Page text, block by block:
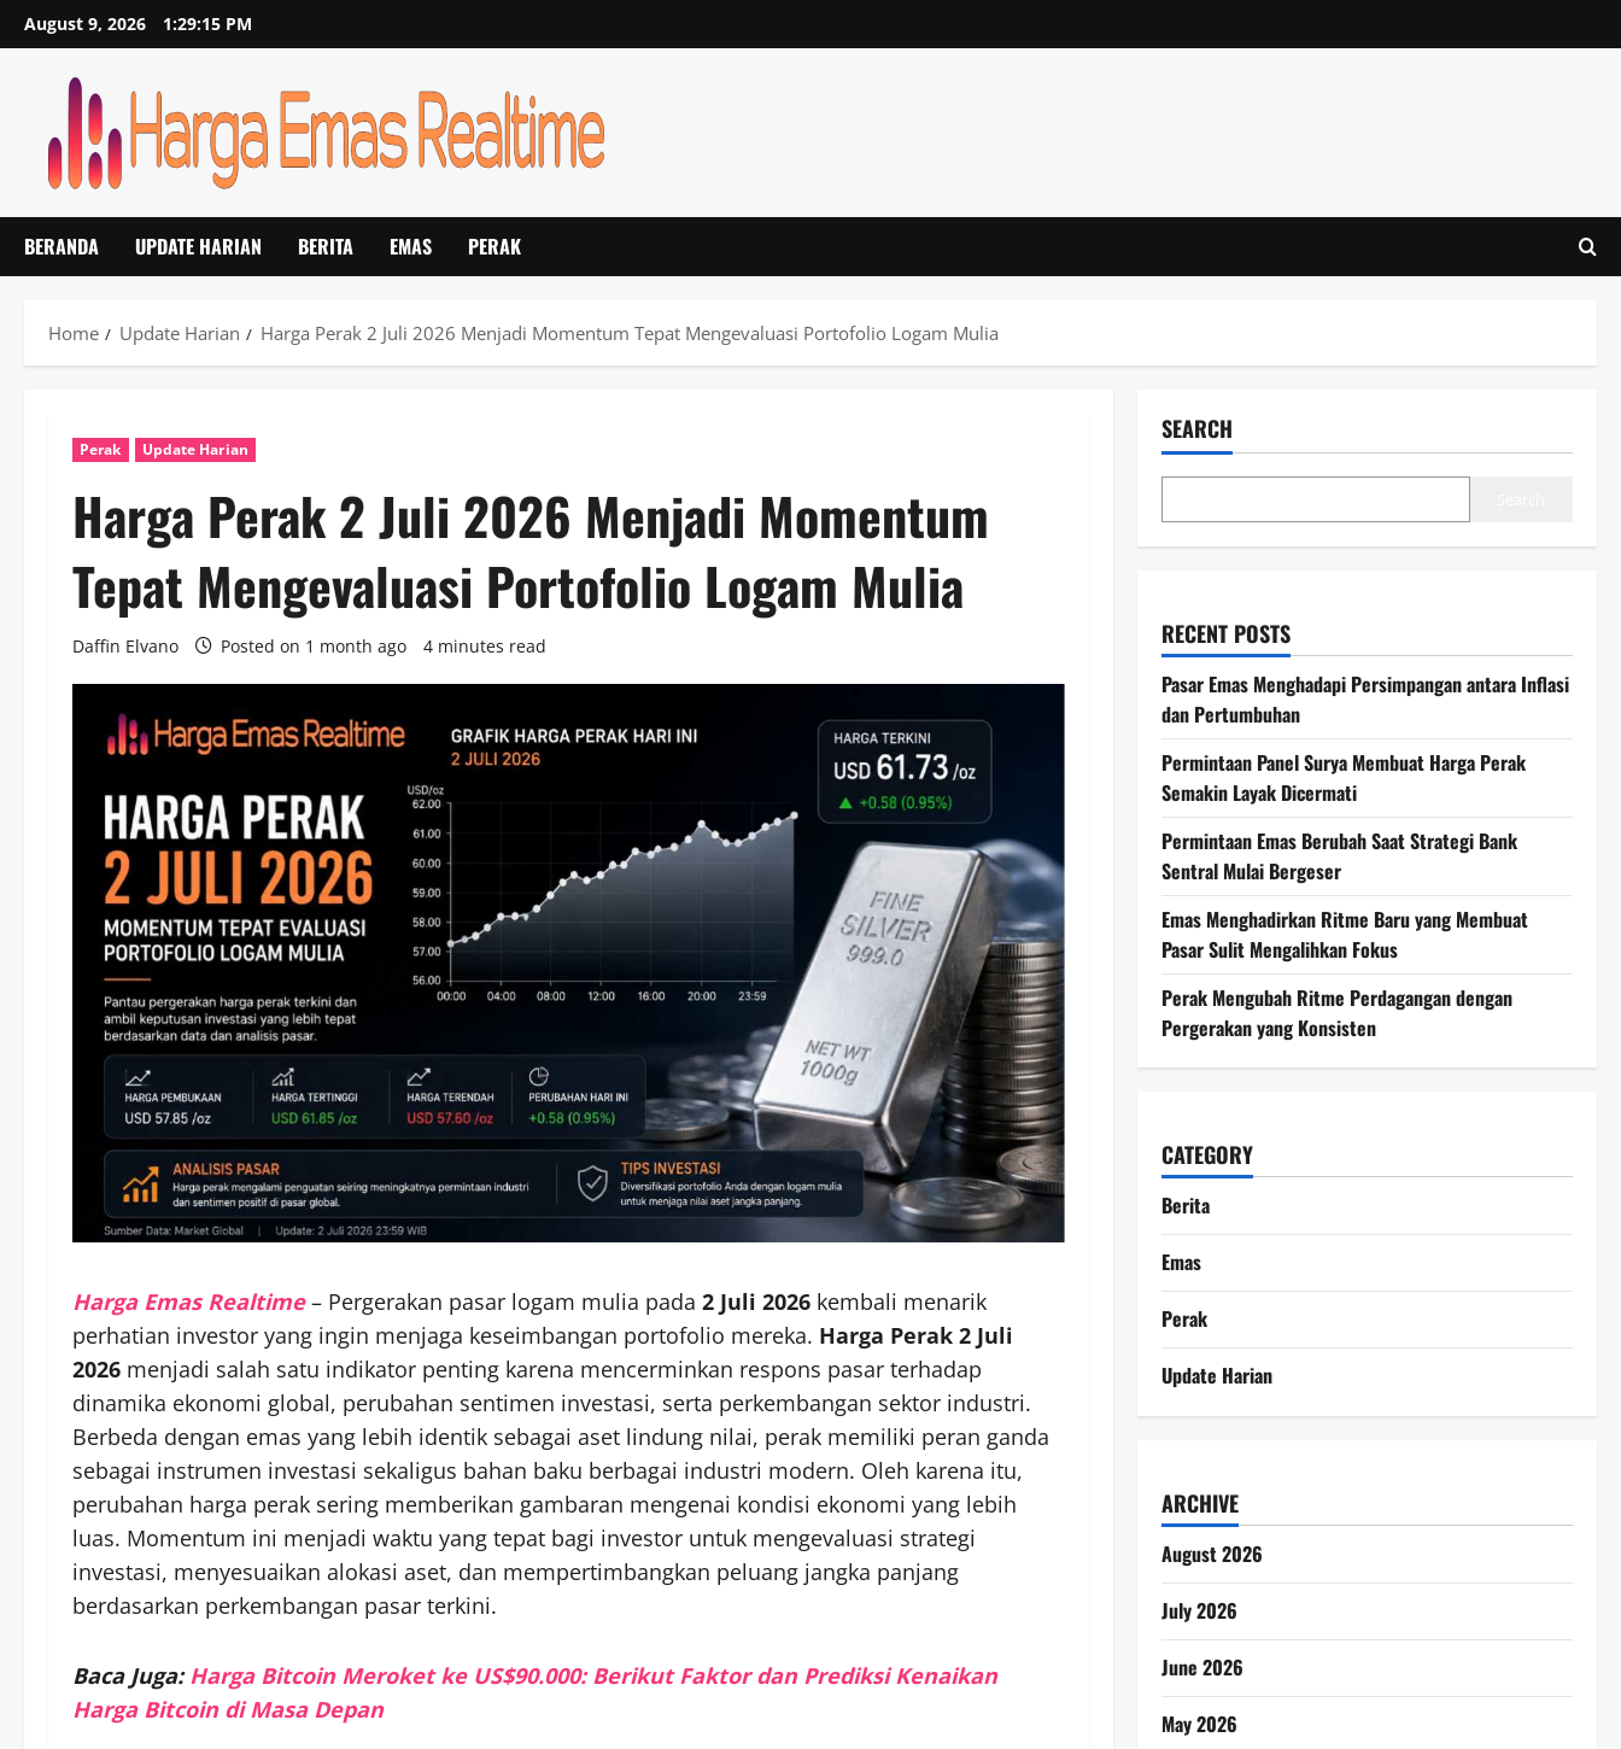
Skip
to
August 9, 2026 1:29:16 PM
BERANDA UPDATE HARIAN BERITA EMAS PERAK
Home Update Harian Harga Perak 2 Juli 2026 Menjadi Momentum Tepat Mengevaluasi Portofolio Logam Mulia
Perak Update Harian
Harga Perak 2 Juli 2026 Menjadi Momentum
Tepat Mengevaluasi Portofolio Logam Mulia
Daffin Elvano Posted on 1 month ago 4 minutes read
Harga Emas Realtime– Pergerakan pasar logam mulia pada 2 Juli 2026 kembali menarik
perhatian investor yang ingin menjaga keseimbangan portofolio mereka. Harga Perak 2 Juli
2026 menjadi salah satu indikator penting karena mencerminkan respons pasar terhadap
dinamika ekonomi global, perubahan sentimen investasi, serta perkembangan sektor industri.
Berbeda dengan emas yang lebih identik sebagai aset lindung nilai, perak memiliki peran ganda
sebagai instrumen investasi sekaligus bahan baku berbagai industri modern. Oleh karena itu,
perubahan harga perak sering memberikan gambaran mengenai kondisi ekonomi yang lebih
luas. Momentum ini menjadi waktu yang tepat bagi investor untuk mengevaluasi strategi
investasi, menyesuaikan alokasi aset, dan mempertimbangkan peluang jangka panjang
berdasarkan perkembangan pasar terkini.
Baca Juga: Harga Bitcoin Meroket ke US$90.000: Berikut Faktor dan Prediksi Kenaikan
Harga Bitcoin di Masa Depan
SEARCH
RECENT POSTS
Pasar Emas Menghadapi Persimpangan antara Inflasi
dan Pertumbuhan
Permintaan Panel Surya Membuat Harga Perak
Semakin Layak Dicermati
Permintaan Emas Berubah Saat Strategi Bank
Sentral Mulai Bergeser
Emas Menghadirkan Ritme Baru yang Membuat
Pasar Sulit Mengalihkan Fokus
Perak Mengubah Ritme Perdagangan dengan
Pergerakan yang Konsisten
CATEGORY
Berita
Emas
Perak
Update Harian
ARCHIVE
August 2026
July 2026
June 2026
May 2026